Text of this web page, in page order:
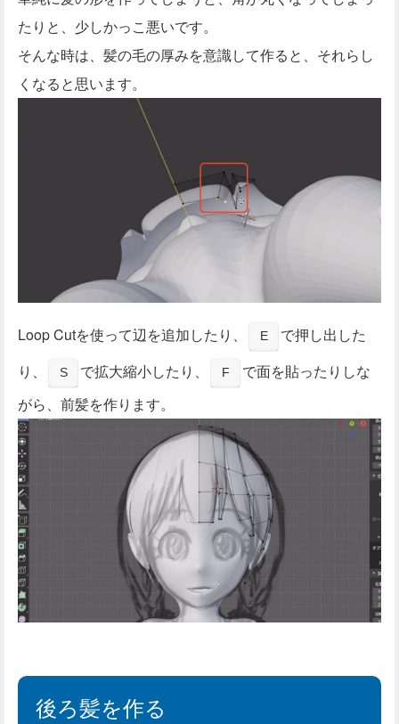
たりと、少しかっこ悪いです。
そんな時は、髪の毛の厚みを意識して作ると、それらし
くなると思います。
Loop Cutを使って辺を追加したり、 E
で押し出した
り、
S で拡大縮小したり、 F
で面を貼ったりしな
がら、前髪を作ります。
後ろ髪を作る